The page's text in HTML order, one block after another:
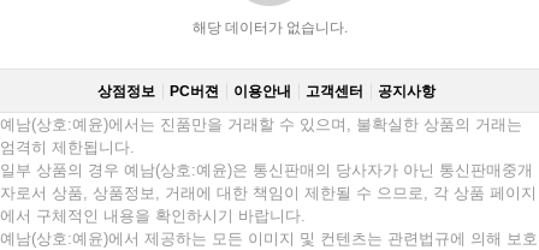
해당 데이터가 없습니다.
상점정보 PC버젼 이용안내 고객센터 공지사항
예남(상호:예윤)에서는 진품만을 거래할 수 있으며, 불확실한 상품의 거래는
엄격히 제한됩니다.
일부 상품의 경우 예남(상호:예윤)은 통신판매의 당사자가 아닌 통신판매중개
자로서 상품, 상품정보, 거래에 대한 책임이 제한될 수 으므로, 각 상품 페이지
에서 구체적인 내용을 확인하시기 바랍니다.
예남(상호:예윤)에서 제공하는 모든 이미지 및 컨텐츠는 관련법규에 의해 보호